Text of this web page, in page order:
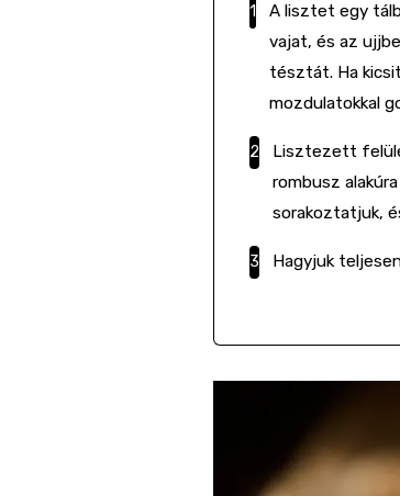
A lisztet egy
vajat, és az
tésztát. Ha
mozdulatokkal
Lisztezett
rombusz
sorakoztatjuk,
Hagyjuk